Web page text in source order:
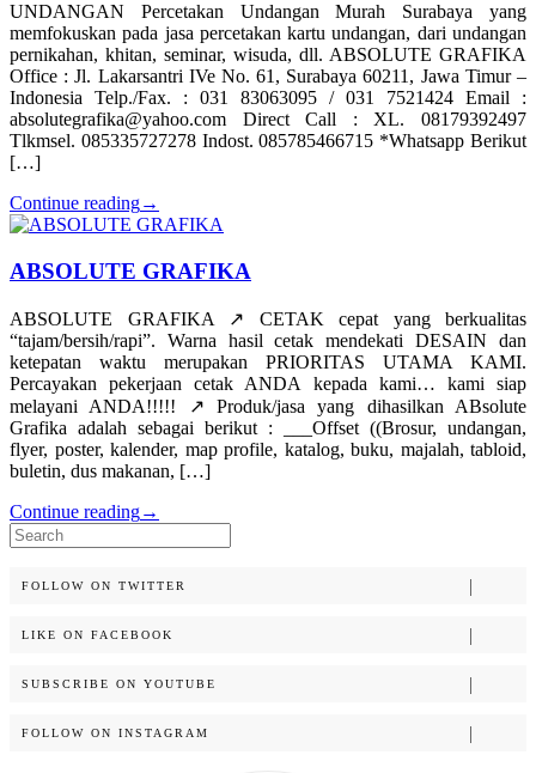
UNDANGAN Percetakan Undangan Murah Surabaya yang
memfokuskan pada jasa percetakan kartu undangan, dari undangan
pernikahan, khitan, seminar, wisuda, dll. ABSOLUTE GRAFIKA
Office : Jl. Lakarsantri IVe No. 61, Surabaya 60211, Jawa Timur –
Indonesia Telp./Fax. : 031 83063095 / 031 7521424 Email :
absolutegrafika@yahoo.com Direct Call : XL. 08179392497
Tlkmsel. 085335727278 Indost. 085785466715 *Whatsapp Berikut
[…]
Continue reading→
ABSOLUTE GRAFIKA
ABSOLUTE GRAFIKA ↗️ CETAK cepat yang berkualitas
“tajam/bersih/rapi”. Warna hasil cetak mendekati DESAIN dan
ketepatan waktu merupakan PRIORITAS UTAMA KAMI.
Percayakan pekerjaan cetak ANDA kepada kami… kami siap
melayani ANDA!!!!! ↗️ Produk/jasa yang dihasilkan ABsolute
Grafika adalah sebagai berikut : ___Offset ((Brosur, undangan,
flyer, poster, kalender, map profile, katalog, buku, majalah, tabloid,
buletin, dus makanan, […]
Continue reading→
Search
for:
FOLLOW ON TWITTER
LIKE ON FACEBOOK
SUBSCRIBE ON YOUTUBE
FOLLOW ON INSTAGRAM